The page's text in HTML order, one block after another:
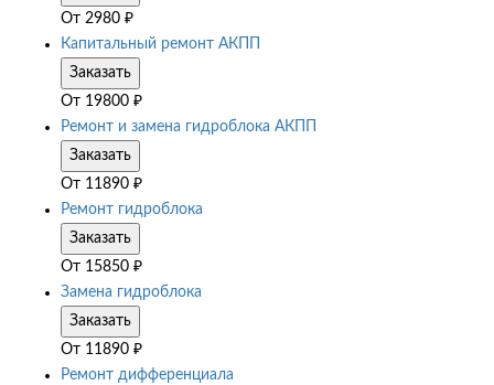
От 2980 ₽
Капитальный ремонт АКПП
Заказать
От 19800 ₽
Ремонт и замена гидроблока АКПП
Заказать
От 11890 ₽
Ремонт гидроблока
Заказать
От 15850 ₽
Замена гидроблока
Заказать
От 11890 ₽
Ремонт дифференциала